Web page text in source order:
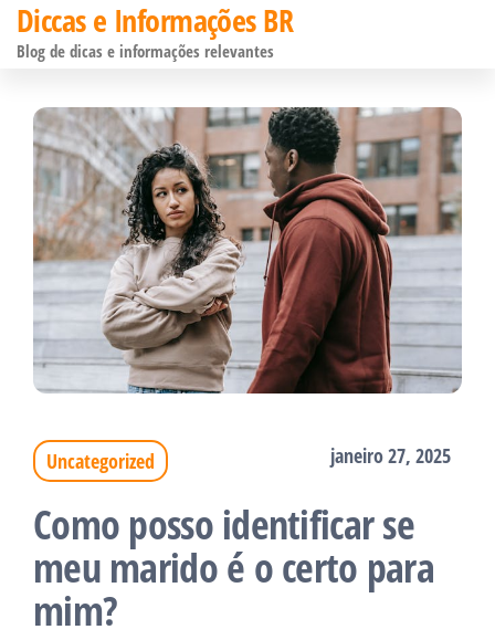
Pular
para
conteúdo
Diccas e Informações BR
Blog de dicas e informações relevantes
Uncategorized janeiro 27, 2025
Como posso identificar se
meu marido é o certo para
mim?